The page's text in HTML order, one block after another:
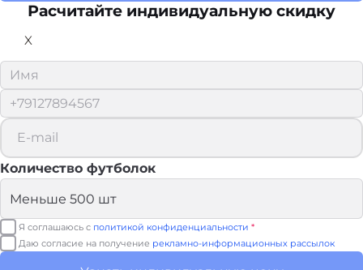
Расчитайте индивидуальную скидку
X
Количество футболок
Я соглашаюсь с политикой конфиденциальности *
Даю согласие на получение рекламно-информационных рассылок